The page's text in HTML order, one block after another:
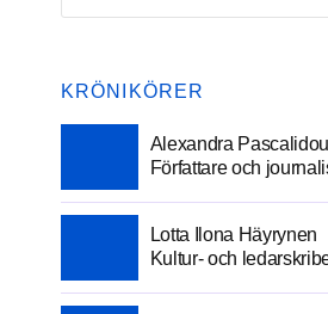
KRÖNIKÖRER
Alexandra Pascalidou
Författare och
Lotta Ilona Häyrynen
Kultur- och